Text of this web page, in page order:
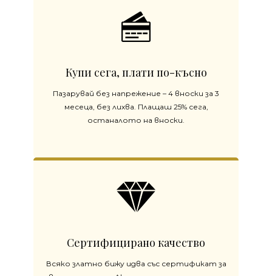
Купи сега, плати по-късно
Пазарувай без напрежение – 4 вноски за 3
месеца, без лихва. Плащаш 25% сега,
останалото на вноски.
Сертифицирано качество
Всяко златно бижу идва със сертификат за